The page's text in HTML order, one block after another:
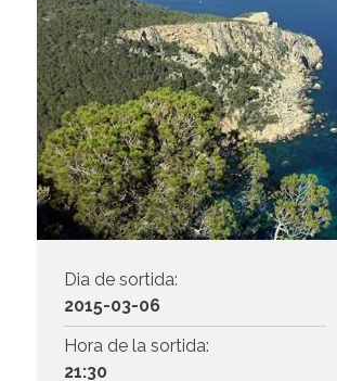
Dia de sortida:
2015-03-06
Hora de la sortida:
21:30